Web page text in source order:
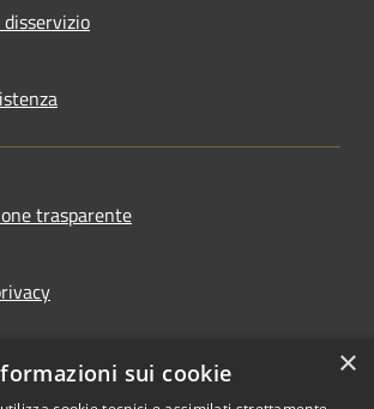
trasparente
di accessibilità
×
sui cookie